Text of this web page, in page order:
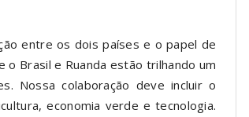
entre os dois países e o papel de
o Brasil e Ruanda estão trilhando um
Nossa colaboração deve incluir o
economia verde e tecnologia.